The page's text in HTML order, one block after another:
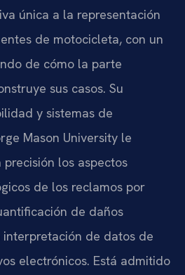
única a la representación
de motocicleta, con un
de cómo la parte
sus casos. Su
y sistemas de
Mason University le
los aspectos
de los reclamos por
de daños
de datos de
electrónicos. Está admitido